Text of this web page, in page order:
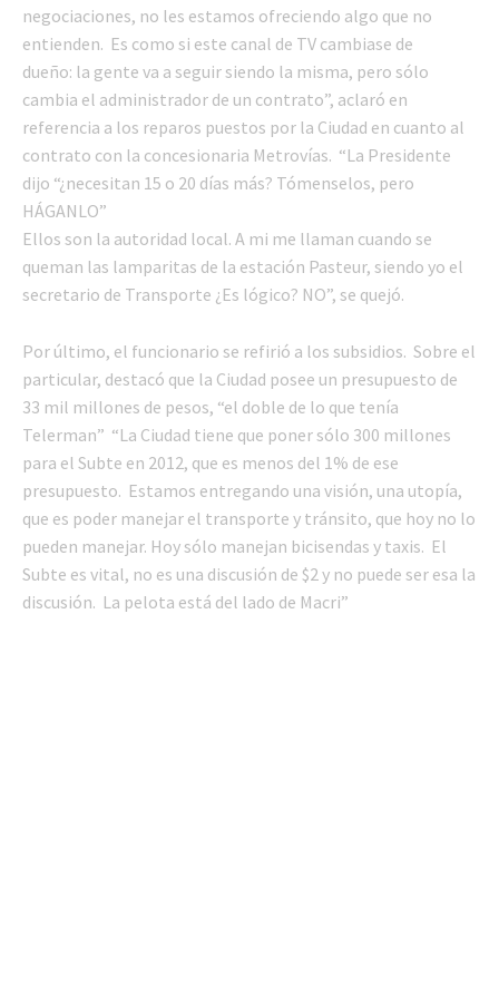
negociaciones, no les estamos ofreciendo algo que no
entienden. Es como si este canal de TV cambiase de
dueño: la gente va a seguir siendo la misma, pero sólo
cambia el administrador de un contrato”, aclaró en
referencia a los reparos puestos por la Ciudad en cuanto al
contrato con la concesionaria Metrovías. “La Presidente
dijo “¿necesitan 15 o 20 días más? Tómenselos, pero
HÁGANLO”
Ellos son la autoridad local. A mi me llaman cuando se
queman las lamparitas de la estación Pasteur, siendo yo el
secretario de Transporte ¿Es lógico? NO”, se quejó.
Por último, el funcionario se refirió a los subsidios. Sobre el
particular, destacó que la Ciudad posee un presupuesto de
33 mil millones de pesos, “el doble de lo que tenía
Telerman” “La Ciudad tiene que poner sólo 300 millones
para el Subte en 2012, que es menos del 1% de ese
presupuesto. Estamos entregando una visión, una utopía,
que es poder manejar el transporte y tránsito, que hoy no lo
pueden manejar. Hoy sólo manejan bicisendas y taxis. El
Subte es vital, no es una discusión de $2 y no puede ser esa la
discusión. La pelota está del lado de Macri”